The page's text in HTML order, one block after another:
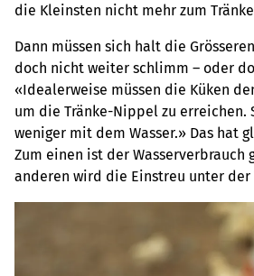
die Kleinsten nicht mehr zum
Dann müssen sich halt die
doch nicht weiter schlimm – oder
«Idealerweise müssen die Küken
um die Tränke-Nippel zu erreichen.
weniger mit dem Wasser.» Das hat
Zum einen ist der Wasserverbrauch
anderen wird die Einstreu unter der